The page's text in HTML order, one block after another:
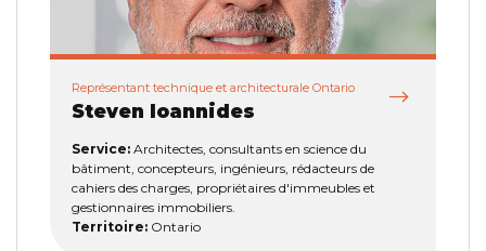
Représentant technique et architecturale Ontario
Steven Ioannides
Service: Architectes, consultants en science du
bâtiment, concepteurs, ingénieurs, rédacteurs de
cahiers des charges, propriétaires d'immeubles et
gestionnaires immobiliers.
Territoire: Ontario